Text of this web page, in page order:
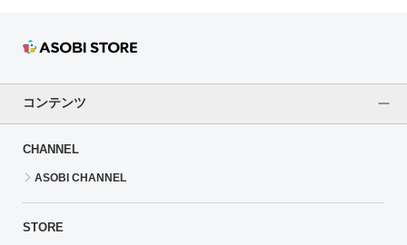
コンテンツ
CHANNEL
ASOBI CHANNEL
STORE